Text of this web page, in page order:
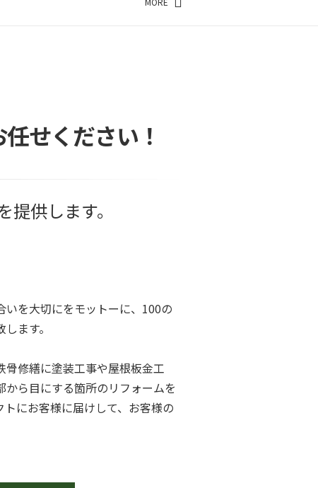
せください！
供します。
を大切にをモットーに、100の
ます。
修繕に塗装工事や屋根板金工
ら目にする箇所のリフォームを
にお客様に届けして、お客様の